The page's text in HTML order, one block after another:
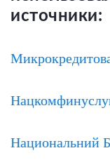
источники:
Национальний